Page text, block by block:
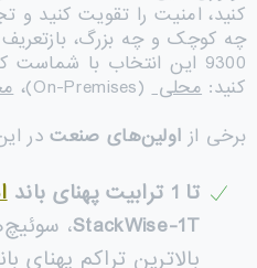
کنید، امنیت را تقویت کنید و
9300 این انتخاب با
کنید: محلی(On-Premises)،
برخی از اولین‌های صنعتدر
تا 1 ترابیت پهنای باند
StackWise-1T،
بالاترین تراکم